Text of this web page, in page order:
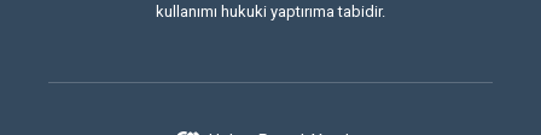
kullanımı hukuki yaptırıma tabidir.